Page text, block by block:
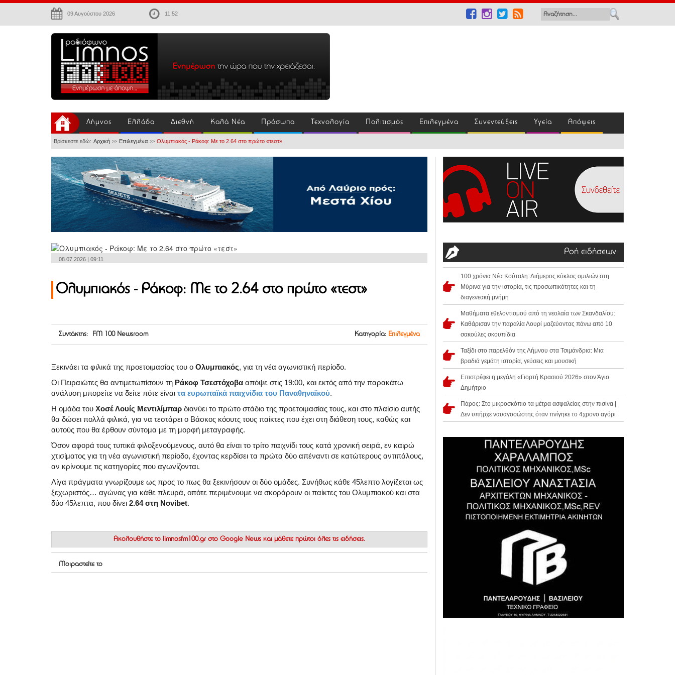
09 Αυγούστου 2026 11:52
Λήμνος Ελλάδα Διεθνή Καλά Νέα Πρόσωπα Τεχνολογία Πολιτισμός Επιλεγμένα Συνεντεύξεις Υγεία Απόψεις
Βρίσκεστε εδώ: Αρχική >> Επιλεγμένα >> Ολυμπιακός - Ράκοφ: Με το 2.64 στο πρώτο «τεστ»
08.07.2026 | 09:11
Ολυμπιακός - Ράκοφ: Με το 2.64 στο πρώτο «τεστ»
Συντάκτης: FM 100 Newsroom Κατηγορία: Επιλεγμένα
Ξεκινάει τα φιλικά της προετοιμασίας του ο Ολυμπιακός, για τη νέα αγωνιστική περίοδο.
Οι Πειραιώτες θα αντιμετωπίσουν τη Ράκοφ Τσεστόχοβα απόψε στις 19:00, και εκτός από την παρακάτω
ανάλυση μπορείτε να δείτε πότε είναι τα ευρωπαϊκά παιχνίδια του Παναθηναϊκού.
Η ομάδα του Χοσέ Λουίς Μεντιλίμπαρ διανύει το πρώτο στάδιο της προετοιμασίας τους, και στο πλαίσιο αυτής
θα δώσει πολλά φιλικά, για να τεστάρει ο Βάσκος κόουτς τους παίκτες που έχει στη διάθεση τους, καθώς και
αυτούς που θα έρθουν σύντομα με τη μορφή μεταγραφής.
Όσον αφορά τους τυπικά φιλοξενούμενους, αυτό θα είναι το τρίτο παιχνίδι τους κατά χρονική σειρά, εν καιρώ
χτισίματος για τη νέα αγωνιστική περίοδο, έχοντας κερδίσει τα πρώτα δύο απέναντι σε κατώτερους αντιπάλους,
αν κρίνουμε τις κατηγορίες που αγωνίζονται.
Λίγα πράγματα γνωρίζουμε ως προς το πως θα ξεκινήσουν οι δύο ομάδες. Συνήθως κάθε 45λεπτο λογίζεται ως
ξεχωριστός… αγώνας για κάθε πλευρά, οπότε περιμένουμε να σκοράρουν οι παίκτες του Ολυμπιακού και στα
δύο 45λεπτα, που δίνει 2.64 στη Novibet.
Ακολουθήστε το limnosfm100.gr στο Google News και μάθετε πρώτοι όλες τις ειδήσεις.
Μοιραστείτε το
Ροή ειδήσεων
100 χρόνια Νέα Κούταλη: Διήμερος κύκλος ομιλιών στη
Μύρινα για την ιστορία, τις προσωπικότητες και τη
διαγενεακή μνήμη
Μαθήματα εθελοντισμού από τη νεολαία των Σκανδαλίου:
Καθάρισαν την παραλία Λουρί μαζεύοντας πάνω από 10
σακούλες σκουπίδια
Ταξίδι στο παρελθόν της Λήμνου στα Τσιμάνδρια: Μια
βραδιά γεμάτη ιστορία, γεύσεις και μουσική
Επιστρέφει η μεγάλη «Γιορτή Κρασιού 2026» στον Άγιο
Δημήτριο
Πάρος: Στο μικροσκόπιο τα μέτρα ασφαλείας στην πισίνα |
Δεν υπήρχε ναυαγοσώστης όταν πνίγηκε το 4χρονο αγόρι